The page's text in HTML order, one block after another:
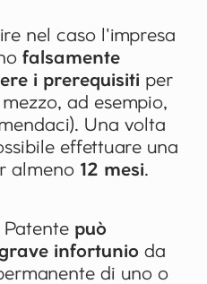
nel caso l'impresa
falsamente
i prerequisiti per
ad esempio,
Una volta
effettuare una
almeno 12 mesi.
può
infortunio da
di uno o